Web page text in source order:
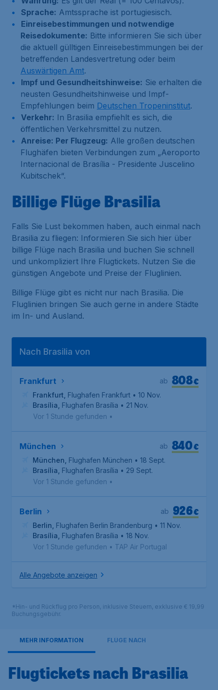
Sprache: Amtssprache ist portugiesisch.
Einreisebestimmungen und notwendige
Reisedokumente: Bitte informieren Sie sich über
die aktuell gülltigen Einreisebestimmungen bei der
betreffenden Landesvertretung oder beim
Auswärtigen Amt.
Impf und Gesundheitshinweise: Sie erhalten die
neusten Gesundheitshinweise und Impf-
Empfehlungen beim Deutschen Tropeninstitut.
Verkehr: In Brasilia empfiehlt es sich, die
öffentlichen Verkehrsmittel zu nutzen.
Anreise: Per Flugzeug: Alle großen deutschen
Flughäfen bieten Verbindungen zum „Aeroporto
Internacional de Brasília - Presidente Juscelino
Kubitschek“.
Billige Flüge Brasilia
Falls Sie Lust bekommen haben, auch einmal nach
Brasilia zu fliegen: Informieren Sie sich hier über
billige Flüge nach Brasilia und buchen Sie schnell
und unkompliziert Ihre Flugtickets. Nutzen Sie die
günstigen Angebote und Preise der Fluglinien.
Billige Flüge gibt es nicht nur nach Brasilia. Die
Fluglinien bringen Sie auch gerne in andere Städte
im In- und Ausland.
Nach Brasilia von
Frankfurt €
808
ab
Frankfurt Flughafen Frankfurt • 10 Nov.
Brasília Flughafen Brasília • 21 Nov.
Vor 1 Stunde gefunden •
München €
840
ab
München Flughafen München • 18 Sept.
Brasília Flughafen Brasília • 29 Sept.
Vor 1 Stunde gefunden •
Berlin €
926
ab
Berlin Flughafen Berlin Brandenburg • 11 Nov.
Brasília Flughafen Brasília • 18 Nov.
Vor 1 Stunde gefunden • TAP Air Portugal
Alle Angebote anzeigen
*Hin- und Rückflug pro Person, inklusive Steuern, exklusive € 19,99
Buchungsgebühr.
MEHR INFORMATION FLÜGE NACH
Flugtickets nach Brasilia